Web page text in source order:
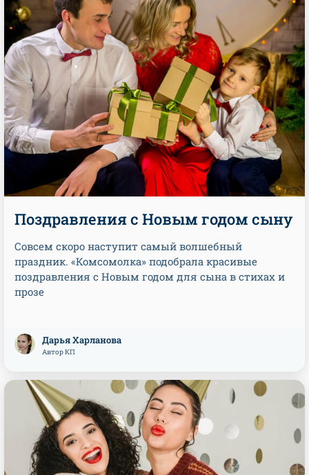
Поздравления с Новым годом сыну
Совсем скоро наступит самый волшебный
праздник. «Комсомолка» подобрала красивые
поздравления с Новым годом для сына в стихах и
прозе
Дарья Харланова
Автор КП